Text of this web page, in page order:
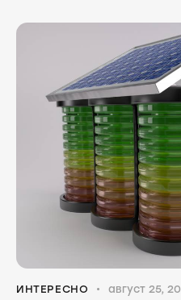
ИНТЕРЕСНО август 25,